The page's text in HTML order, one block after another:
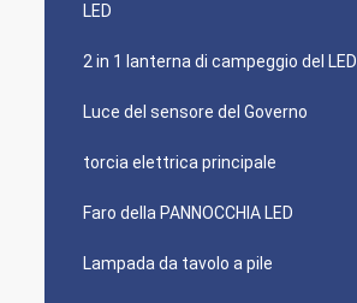
LED
2 in 1 lanterna di campeggio del LED
Luce del sensore del Governo
torcia elettrica principale
Faro della PANNOCCHIA LED
Lampada da tavolo a pile